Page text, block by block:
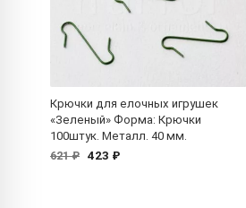
Крючки для елочных игрушек
«Зеленый» Форма: Крючки
100штук. Металл. 40 мм.
621 ₽ 423 ₽